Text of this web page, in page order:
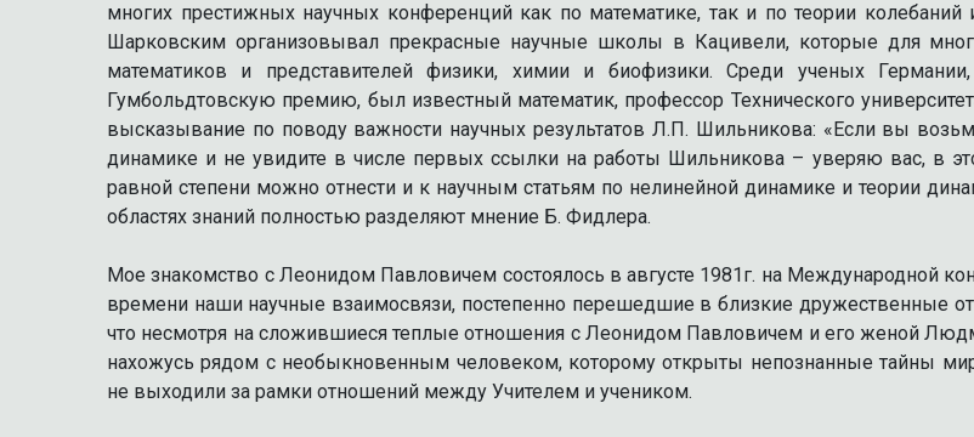
многих престижных научных конференций как по математике, так и по теории
Шарковским организовывал прекрасные научные школы в Кацивели, которые для
математиков и представителей физики, химии и биофизики. Среди ученых
Гумбольдтовскую премию, был известный математик, профессор Технического
высказывание по поводу важности научных результатов Л.П. Шильникова: «Если вы
динамике и не увидите в числе первых ссылки на работы Шильникова – уверяю вас, в
равной степени можно отнести и к научным статьям по нелинейной динамике и теории
областях знаний полностью разделяют мнение Б. Фидлера.
Мое знакомство с Леонидом Павловичем состоялось в августе 1981г. на Международной
времени наши научные взаимосвязи, постепенно перешедшие в близкие дружественные
что несмотря на сложившиеся теплые отношения с Леонидом Павловичем и его женой
нахожусь рядом с необыкновенным человеком, которому открыты непознанные тайны
не выходили за рамки отношений между Учителем и учеником.